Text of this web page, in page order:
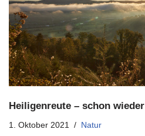
Heiligenreute – schon wieder
1. Oktober 2021 Natur